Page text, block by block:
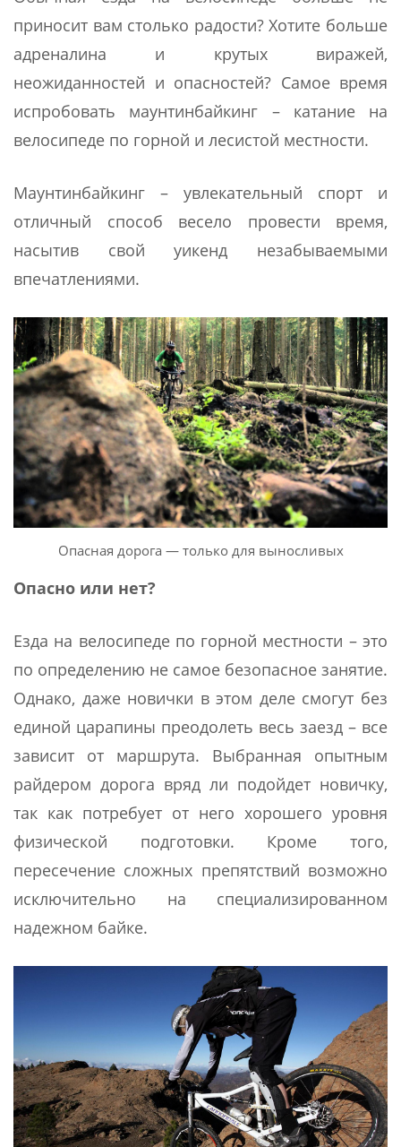
приносит вам столько радости? Хотите больше
адреналина и крутых виражей,
неожиданностей и опасностей? Самое время
испробовать маунтинбайкинг – катание на
велосипеде по горной и лесистой местности.
Маунтинбайкинг – увлекательный спорт и
отличный способ весело провести время,
насытив свой уикенд незабываемыми
впечатлениями.
Опасная дорога — только для выносливых
Опасно или нет?
Езда на велосипеде по горной местности – это
по определению не самое безопасное занятие.
Однако, даже новички в этом деле смогут без
единой царапины преодолеть весь заезд – все
зависит от маршрута. Выбранная опытным
райдером дорога вряд ли подойдет новичку,
так как потребует от него хорошего уровня
физической подготовки. Кроме того,
пересечение сложных препятствий возможно
исключительно на специализированном
надежном байке.